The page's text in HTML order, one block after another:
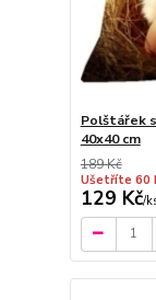
Polštářek
40x40 cm
189 Kč
Ušetříte 60
129 Kč/